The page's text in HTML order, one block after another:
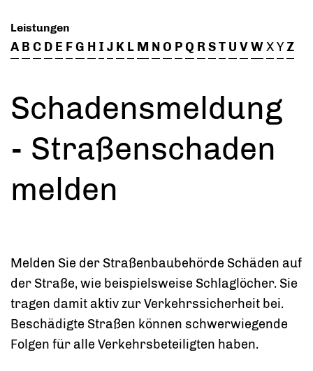
Leistungen
A B C D E FG H I J K L M NO PQ RST U VWXYZ
Schadensmeldung
- Straßenschaden
melden
Melden Sie der Straßenbaubehörde Schäden auf
der Straße, wie beispielsweise Schlaglöcher. Sie
tragen damit aktiv zur Verkehrssicherheit bei.
Beschädigte Straßen können schwerwiegende
Folgen für alle Verkehrsbeteiligten haben.